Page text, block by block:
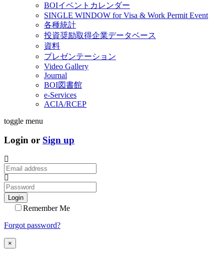
BOIイベントカレンダー
SINGLE WINDOW for Visa & Work Permit Event
各種統計
投資奨励取得企業データベース
資料
プレゼンテーション
Video Gallery
Journal
BOI図書館
e-Services
ACIA/RCEP
toggle menu
Login or Sign up
Login
Remember Me
Forgot password?
×